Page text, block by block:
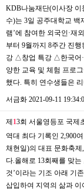
KDB나눔재단(이사장 이
수)는 3일 공주대학교 백
램’에 참여한 외국인·재
부터 9월까지 8주간 진
강 △창업 특강 △한국어
양한 교육 및 체험 프로
했다. 특히 연수생들은
서금화 2021-09-11
제 13회 서울영등포 국제
역대 최다 기록인 2,900
채현일)의 대표 문화축제
다.올해로 13회째를 맞
것’이라는 기조 아래 기
삽입하여 지역의 삶과